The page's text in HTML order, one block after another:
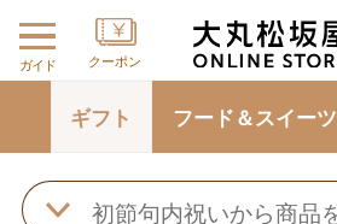
ガイド クーポン
ギフト フード＆スイーツ